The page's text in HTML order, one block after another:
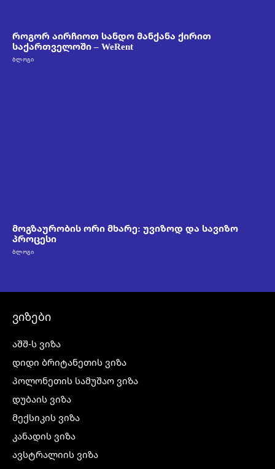
როგორ აირჩიოთ სანდო მანქანა ქირით
საქართველოში – WeRent
ᲑᲚᲝᲒᲘ
მოგზაურობის ორი მხარე: უვიზოდ და სავიზო
პროცესი
ᲑᲚᲝᲒᲘ
ვიზები
აშშ-ს ვიზა
დიდი ბრიტანეთის ვიზა
პოლონეთის სამუშაო ვიზა
დუბაის ვიზა
მექსიკის ვიზა
კანადის ვიზა
ავსტრალიის ვიზა